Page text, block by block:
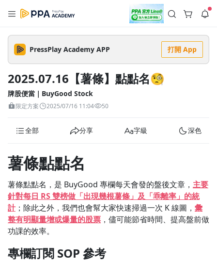
註冊領取 上千元優惠券！
公告
🌞 PPA 避暑津貼．冷氣房升級｜期間快閃活動
2% 點數回饋！🚀 酷暑來襲．偷偷在冷氣房升級 📈⭐️ 【冷氣房
進修 限時開跑】◾單筆滿 NT$2,500 現折 NT$300◾活動期間：
即日起 - 8/13（只有一週）-📣 酷暑季好康 \ 再加碼 /→ 點數回饋
無上限🔥購買任一課程 or 訂閱✅ 消費即享回饋 1% 點數✅ 滿
$5,000 回饋 2% 點數🎁 此為 PPA 官方帳號 Line@ 專屬活動，加
2 天前
查看全部
PressPlay Academy APP 打開 App
2025.07.16【薯條】點點名🧐
牌股便當｜BuyGood Stock
限定方案 2025/07/16 11:04 50
全部 分享 字級 深色
薯條點點名
薯條點點名，是 BuyGood 專欄每天會發的盤後文章， 主要
針對每日 RS 雙榜做「出現幾根薯條」及 「乖離率」 的統
計；除此之外，我們也會幫大家快速掃過一次 K 線圖， 彙
整有明顯量增或爆量的股票 ，儘可能節省時間、提高盤前做
功課的效率。
專欄訂閱 SOP 參考
--:-- --:--
播放速度
1.5x
1.25x
0.75x
追蹤列表 播放清單